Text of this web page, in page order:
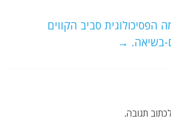
k
הפסיכולוגית סביב הקווים
בשיאה. →
תגובה.